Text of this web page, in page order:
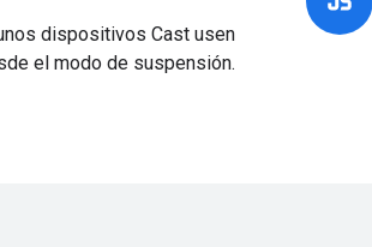
dispositivos Cast usen
el modo de suspensión.